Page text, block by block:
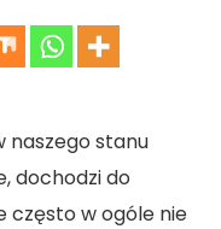
naszego stanu
dochodzi do
w ogóle nie